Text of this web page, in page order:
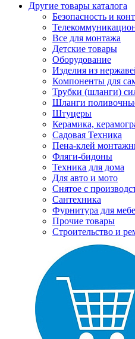
Другие товары каталога
Безопасность и
Все для монтажа
Детские товары
Оборудование
Изделия из
Компоненты для
Трубки (шланги)
Шланги
Штуцеры
Керамика,
Садовая Техника
Пена-клей
Фляги-бидоны
Техника для дома
Для авто и мото
Снятое с
Сантехника
Фурнитура для
Прочие товары
Строительство и